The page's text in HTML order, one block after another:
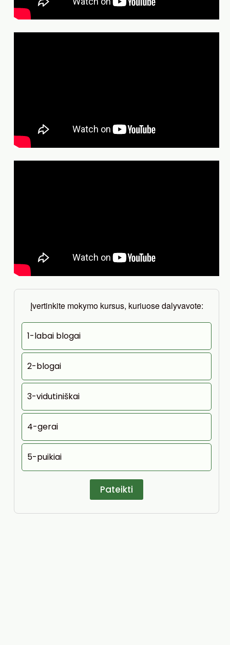
Įvertinkite mokymo kursus, kuriuose dalyvavote:
1-labai blogai
2-blogai
3-vidutiniškai
4-gerai
5-puikiai